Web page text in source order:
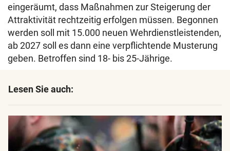
eingeräumt, dass Maßnahmen zur Steigerung der
Attraktivität rechtzeitig erfolgen müssen. Begonnen
werden soll mit 15.000 neuen Wehrdienstleistenden,
ab 2027 soll es dann eine verpflichtende Musterung
geben. Betroffen sind 18- bis 25-Jährige.
Lesen Sie auch: